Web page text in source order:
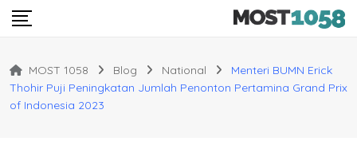
Skip
MOST 1058 Blog National
Menteri BUMN Erick
Thohir Puji Peningkatan Jumlah Penonton Pertamina Grand Prix
of Indonesia 2023